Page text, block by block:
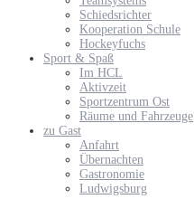
Schiedsrichter
Kooperation Schule
Hockeyfuchs
Sport & Spaß
Im HCL
Aktivzeit
Sportzentrum Ost
Räume und Fahrzeuge
zu Gast
Anfahrt
Übernachten
Gastronomie
Ludwigsburg